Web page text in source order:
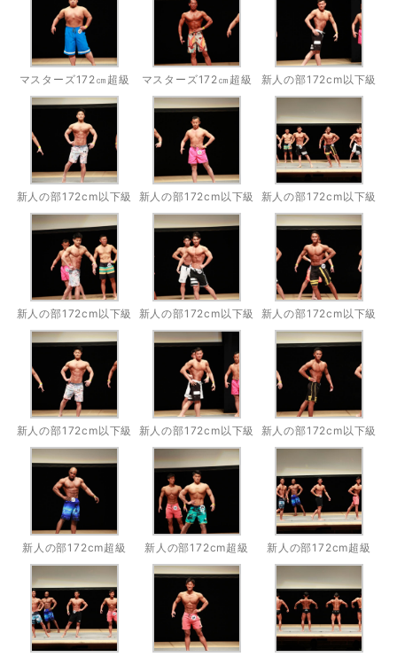
マスターズ172㎝超級 マスターズ172㎝超級 新人の部172cm以下級
新人の部172cm以下級 新人の部172cm以下級 新人の部172cm以下級
新人の部172cm以下級 新人の部172cm以下級 新人の部172cm以下級
新人の部172cm以下級 新人の部172cm以下級 新人の部172cm以下級
新人の部172cm超級 新人の部172cm超級 新人の部172cm超級